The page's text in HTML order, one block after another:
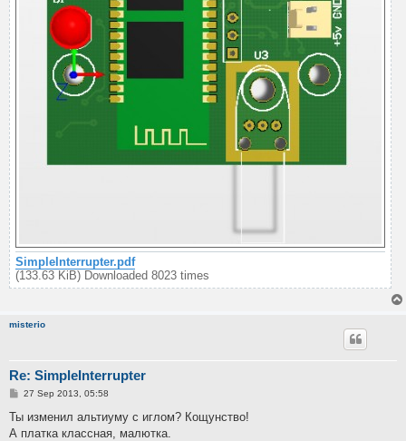
SimpleInterrupter.pdf
(133.63 KiB) Downloaded 8023 times
misterio
Re: SimpleInterrupter
P
s
27 Sep 2013, 05:58
Ты изменил альтиуму с иглом? Кощунство!
А платка классная, малютка.